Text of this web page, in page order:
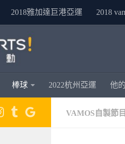
2018雅加達巨港亞運 2018
棒球 2022杭州亞運 他
VAMOS自製節目